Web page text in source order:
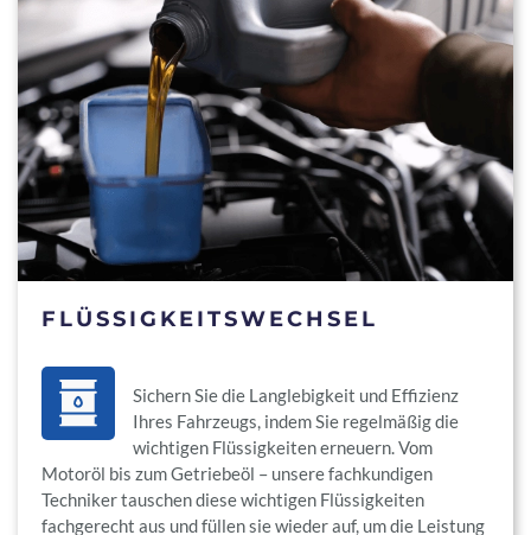
FLÜSSIGKEITSWECHSEL
Sichern Sie die Langlebigkeit und Effizienz
Ihres Fahrzeugs, indem Sie regelmäßig die
wichtigen Flüssigkeiten erneuern. Vom
Motoröl bis zum Getriebeöl – unsere fachkundigen
Techniker tauschen diese wichtigen Flüssigkeiten
fachgerecht aus und füllen sie wieder auf, um die Leistung